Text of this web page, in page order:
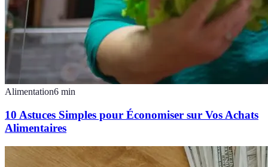
Alimentation6 min
10 Astuces Simples pour Économiser sur Vos Achats
Alimentaires